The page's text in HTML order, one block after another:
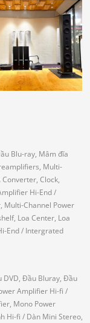
Blu-ray, Mâm đĩa
Multi-
Converter, Clock,
Hi-End/
Multi-Channel Power
Loa Center, Loa
End/ Intergrated
DVD, Đầu Bluray, Đầu
Amplifier Hi-fi /
Mono Power
Hi-fi / Dàn Mini Stereo,